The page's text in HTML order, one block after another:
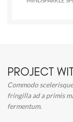
PROJECT
Commodo
fringilla ad a primis
fermentum.